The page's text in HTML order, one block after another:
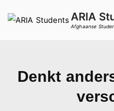
ARIA
Afghaanse
Denkt